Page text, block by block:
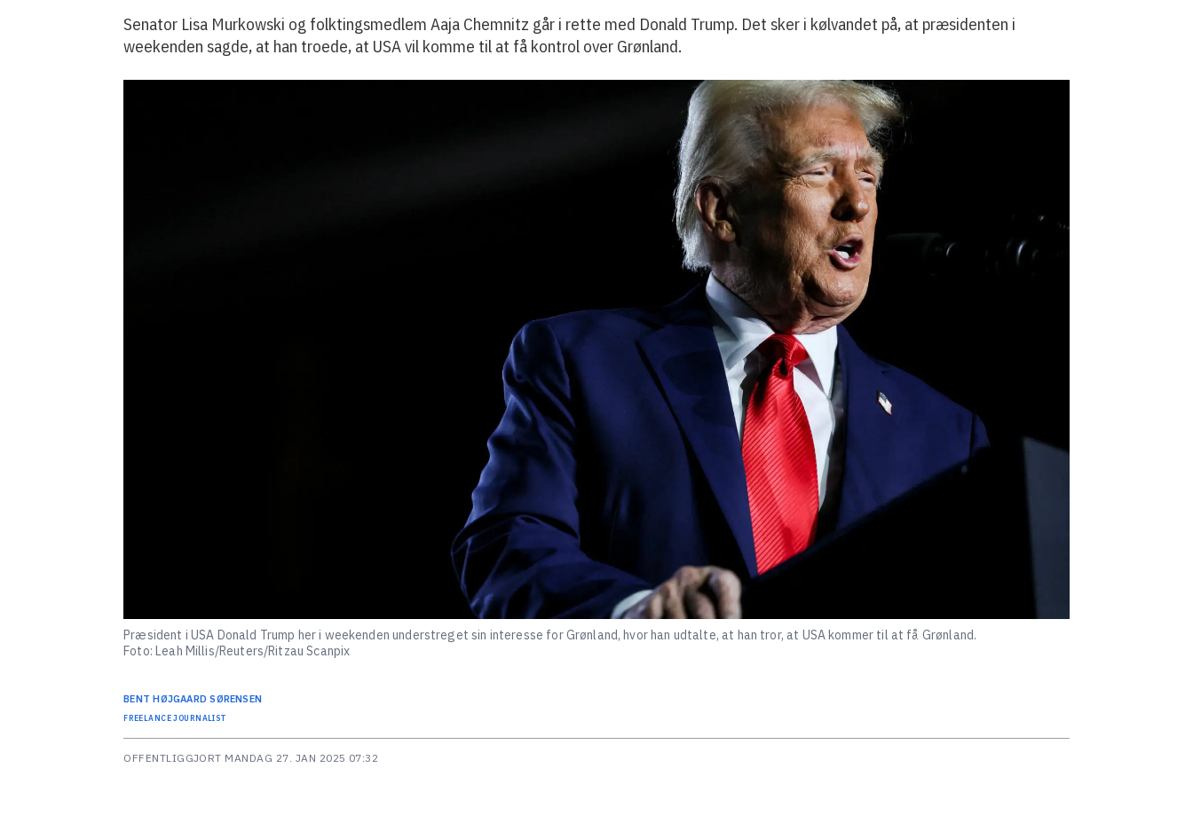
Senator Lisa Murkowski og folktingsmedlem Aaja Chemnitz går i rette med Donald Trump. Det sker i kølvandet på, at præsidenten i
weekenden sagde, at han troede, at USA vil komme til at få kontrol over Grønland.
Præsident i USA Donald Trump her i weekenden understreget sin interesse for Grønland, hvor han udtalte, at han tror, at USA kommer til at få Grønland.
Foto: Leah Millis/Reuters/Ritzau Scanpix
BENT HØJGAARD SØRENSEN
FREELANCE JOURNALIST
OFFENTLIGGJORT MANDAG 27. JAN 2025 07:32